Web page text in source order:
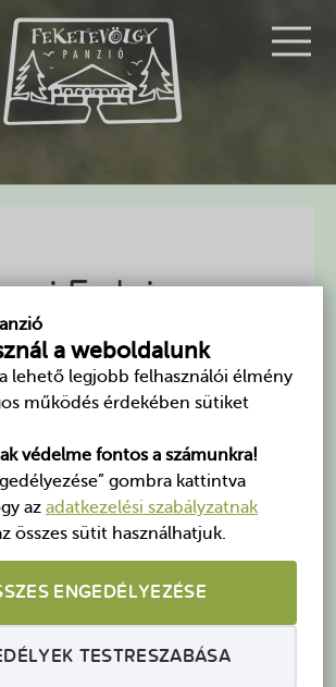
a weboldalunk
lehető legjobb felhasználói élmény
működés érdekében sütiket
védelme fontos a számunkra!
gombra kattintva
az adatkezelési szabályzatnak
összes sütit használhatjuk.
ENGEDÉLYEZÉSE
TESTRESZABÁSA
Erdei
Múzeumvasút a Börzsöny északi
száz éves csarnavölgyi főág
Különlegessége a
kisvasutak esetében ritka 600 mm-es
az eredetileg görpályás
vonalvezetés.A faluban
kialakított múzeumban
meg a kisvasút múltjával és
is, a peron mellett pedig közel